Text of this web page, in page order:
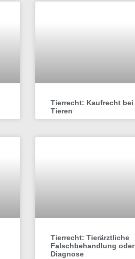
Tierrecht: Kaufrecht bei
Tieren
Tierrecht: Tierärztliche
Falschbehandlung oder
Diagnose